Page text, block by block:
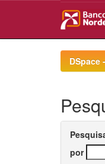
DSpace
por